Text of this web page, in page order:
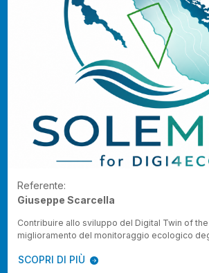
Referente:
Giuseppe Scarcella
Contribuire allo sviluppo del Digital Twin of the
miglioramento del monitoraggio ecologico
SCOPRI DI PIÙ